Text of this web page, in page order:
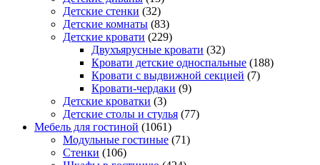
Детские стенки (32)
Детские комнаты (83)
Детские кровати (229)
Двухъярусные кровати (32)
Кровати детские односпальные (188)
Кровати с выдвижной секцией (7)
Кровати-чердаки (9)
Детские кроватки (3)
Детские столы и стулья (77)
Мебель для гостиной (1061)
Модульные гостиные (71)
Стенки (106)